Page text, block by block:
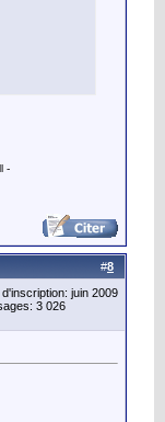
-
#8
d'inscription: juin 2009
3 026